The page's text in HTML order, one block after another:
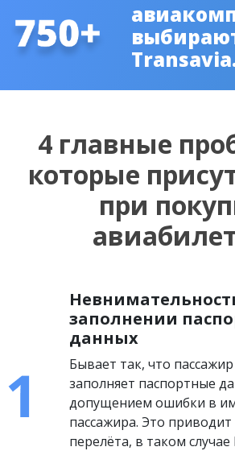
4 главные
которые
при
заполнении
данных
Бывает так, что
заполняет паспортные
допущением ошибки в
пассажира. Это
перелёта, в таком